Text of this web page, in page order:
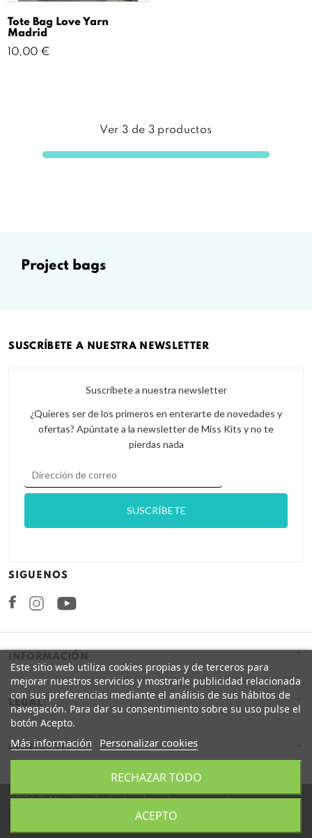
Tote Bag Love Yarn
Madrid
Precio
10,00 €
Ver 3 de 3 productos
project bags
INFORMACIÓN +
LEGAL
CONTACTO
SUSCRÍBETE A NUESTRA NEWSLETTER
Suscríbete a nuestra newsletter
¿Quieres ser de los primeros en enterarte de novedades y
ofertas? Apúntate a la newsletter de Miss Kits y no te
pierdas nada
SIGUENOS
FacebookInstagram
2026 © Miss Kits. Todos los derechos reservados.
Este sitio web utiliza cookies propias y de terceros para
mejorar nuestros servicios y mostrarle publicidad relacionada
con sus preferencias mediante el análisis de sus hábitos de
navegación. Para dar su consentimiento sobre su uso pulse el
botón Acepto.
Más información Personalizar cookies
RECHAZAR TODO
ACEPTO